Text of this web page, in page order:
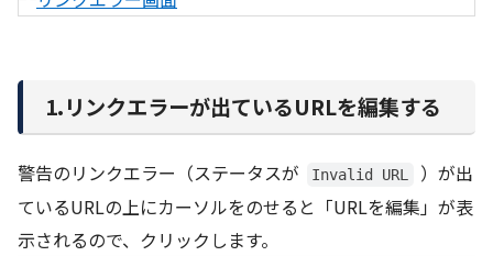
1.リンクエラーが出ているURLを編集する
警告のリンクエラー（ステータスが Invalid URL
）が出
ているURLの上にカーソルをのせると「URLを編集」が表
示されるので、クリックします。